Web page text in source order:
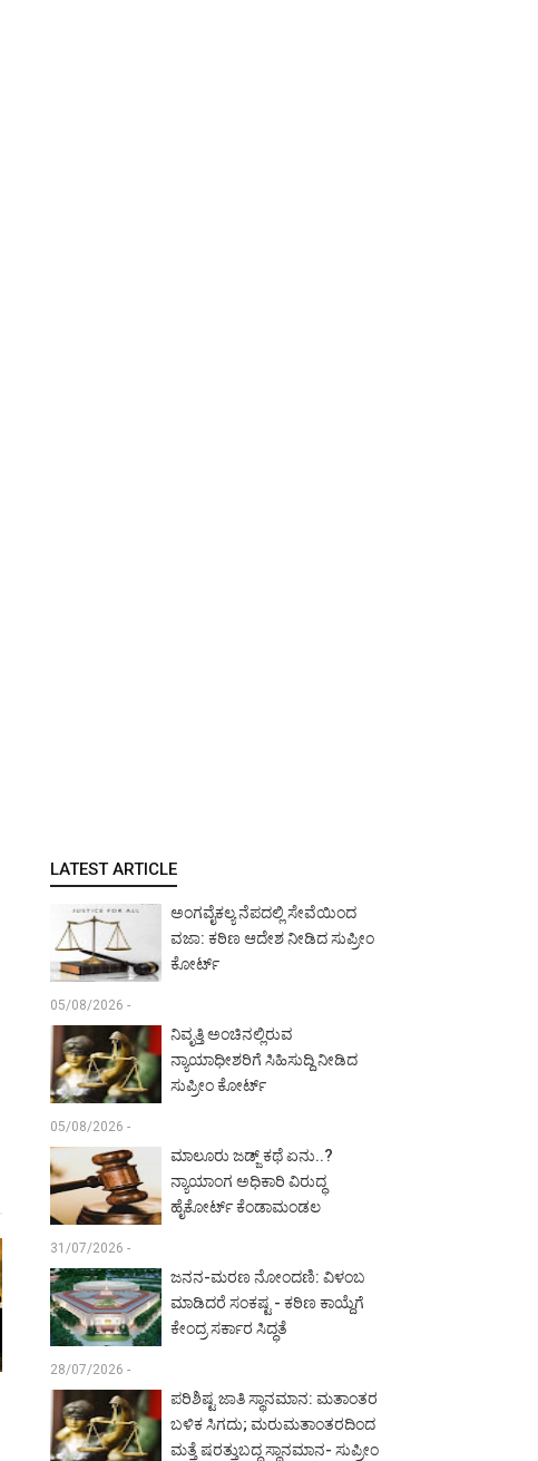
LATEST ARTICLE
ಅಂಗವೈಕಲ್ಯ ನೆಪದಲ್ಲಿ ಸೇವೆಯಿಂದ
ವಜಾ: ಕಠಿಣ ಆದೇಶ ನೀಡಿದ ಸುಪ್ರೀಂ
ಕೋರ್ಟ್‌
05/08/2026 -
ನಿವೃತ್ತಿ ಅಂಚಿನಲ್ಲಿರುವ
ನ್ಯಾಯಾಧೀಶರಿಗೆ ಸಿಹಿಸುದ್ದಿ ನೀಡಿದ
ಸುಪ್ರೀಂ ಕೋರ್ಟ್‌
05/08/2026 -
ಮಾಲೂರು ಜಡ್ಜ್‌ ಕಥೆ ಏನು..?
ನ್ಯಾಯಾಂಗ ಅಧಿಕಾರಿ ವಿರುದ್ಧ
ಹೈಕೋರ್ಟ್ ಕೆಂಡಾಮಂಡಲ
31/07/2026 -
ಜನನ-ಮರಣ ನೋಂದಣಿ: ವಿಳಂಬ
ಮಾಡಿದರೆ ಸಂಕಷ್ಟ - ಕಠಿಣ ಕಾಯ್ದೆಗೆ
ಕೇಂದ್ರ ಸರ್ಕಾರ ಸಿದ್ಧತೆ
28/07/2026 -
ಪರಿಶಿಷ್ಟ ಜಾತಿ ಸ್ಥಾನಮಾನ: ಮತಾಂತರ
ಬಳಿಕ ಸಿಗದು; ಮರುಮತಾಂತರದಿಂದ
ಮತ್ತೆ ಷರತ್ತುಬದ್ಧ ಸ್ಥಾನಮಾನ- ಸುಪ್ರೀಂ